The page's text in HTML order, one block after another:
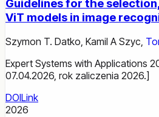
Guidelines for the
ViT models in image
Szymon T. Datko, Kamil A Szyc,
Expert Systems with Applications
07.04.2026, rok zaliczenia 2026.]
DOILink
2026